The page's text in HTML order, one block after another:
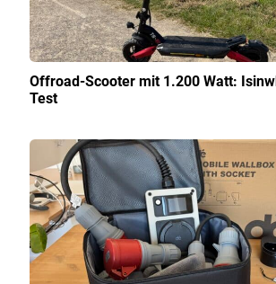
Offroad-Scooter mit 1.200 Watt:
Test